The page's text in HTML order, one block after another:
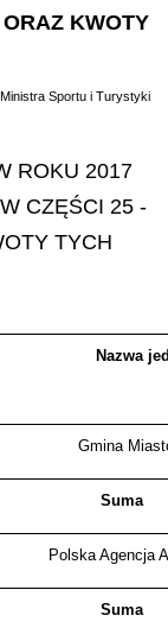
KWOTY
Sportu i Turystyki
ROKU 2017
CZĘŚCI 25 -
TYCH
Nazwa
Gmina
Suma
Polska Agencja
Suma